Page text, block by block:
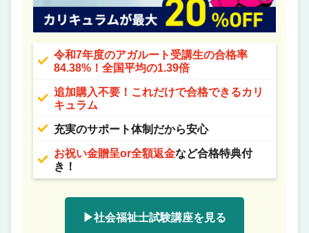
令和7年度のアガルート受講生の合格率
84.38%！全国平均の1.39倍
追加購入不要！これだけで合格できるカリ
キュラム
充実のサポート体制だから安心
お祝い金贈呈or全額返金など合格特典付
き！
▶社会福祉士試験講座を見る